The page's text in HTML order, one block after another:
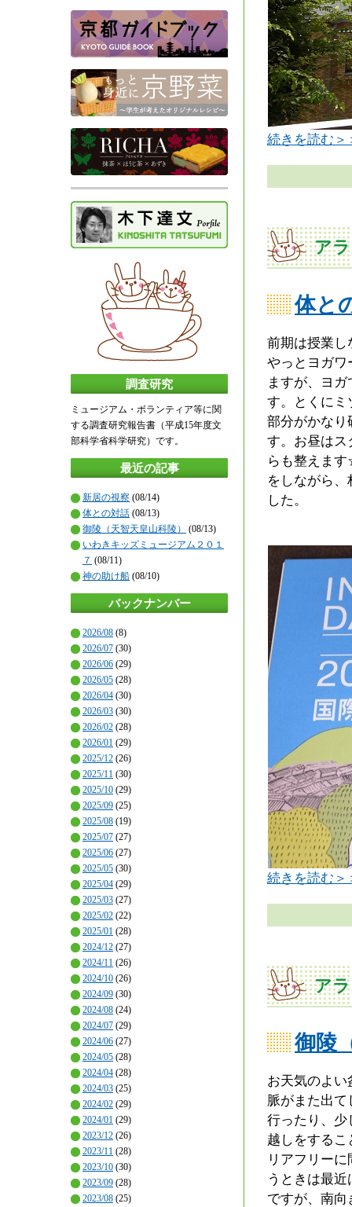
調査研究
ミュージアム・ボランティア等に関
する調査研究報告書（平成15年度文
部科学省科学研究）です。
最近の記事
新居の視察 (08/14)
体との対話 (08/13)
御陵（天智天皇山科陵）
(08/13)
いわきキッズミュージアム２０１
７ (08/11)
神の助け船 (08/10)
バックナンバー
2026/08 (8)
2026/07 (30)
2026/06 (29)
2026/05 (28)
2026/04 (30)
2026/03 (30)
2026/02 (28)
2026/01 (29)
2025/12 (26)
2025/11 (30)
2025/10 (29)
2025/09 (25)
2025/08 (19)
2025/07 (27)
2025/06 (27)
2025/05 (30)
2025/04 (29)
2025/03 (27)
2025/02 (22)
2025/01 (28)
2024/12 (27)
2024/11 (26)
2024/10 (26)
2024/09 (30)
2024/08 (24)
2024/07 (29)
2024/06 (27)
2024/05 (28)
2024/04 (28)
2024/03 (25)
2024/02 (29)
2024/01 (29)
2023/12 (26)
2023/11 (28)
2023/10 (30)
2023/09 (28)
2023/08 (25)
続きを読む＞
ア
体と
前期は授業し
やっとヨガワ
ますが、ヨ
す。とくにミ
部分がかなり
す。お昼はス
らも整えま
をしながら
した。
続きを読む＞
ア
御陵
お天気のよ
脈がまた出
行ったり、少
越しをする
リアフリー
うときは最
ですが、南